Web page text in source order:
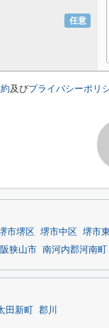
任意
及びプライバシーポリ
市堺区 堺市中区 堺市
狭山市 南河内郡河南町
田新町 郡川